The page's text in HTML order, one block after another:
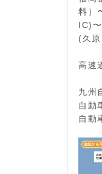
料）
IC)
(久
高速
九州
自動
自動